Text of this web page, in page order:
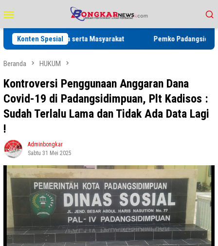
ke
kontenMobile
Konten Spesial
Keluarga serta Masyarakat Pemko Padangsidimpuan
Beranda HUKUM
Kontroversi Penggunaan Anggaran Dana
Covid-19 di Padangsidimpuan, Plt Kadisos :
Sudah Terlalu Lama dan Tidak Ada Data Lagi
!
Adminbongkar
Sabtu 31 Mei 2025